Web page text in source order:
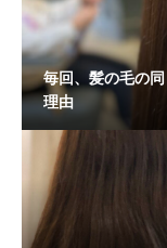
毎回、髪の毛の
理由